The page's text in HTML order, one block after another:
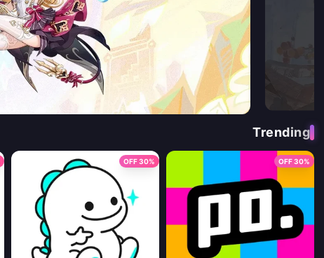
Trending
30% OFF
30% OFF